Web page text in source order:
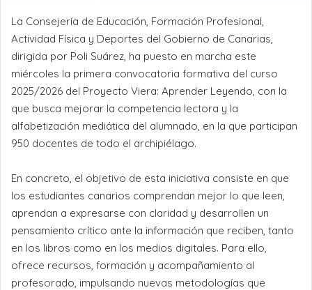
La Consejería de Educación, Formación Profesional,
Actividad Física y Deportes del Gobierno de Canarias,
dirigida por Poli Suárez, ha puesto en marcha este
miércoles la primera convocatoria formativa del curso
2025/2026 del Proyecto Viera: Aprender Leyendo, con la
que busca mejorar la competencia lectora y la
alfabetización mediática del alumnado, en la que participan
950 docentes de todo el archipiélago.
En concreto, el objetivo de esta iniciativa consiste en que
los estudiantes canarios comprendan mejor lo que leen,
aprendan a expresarse con claridad y desarrollen un
pensamiento crítico ante la información que reciben, tanto
en los libros como en los medios digitales. Para ello,
ofrece recursos, formación y acompañamiento al
profesorado, impulsando nuevas metodologías que